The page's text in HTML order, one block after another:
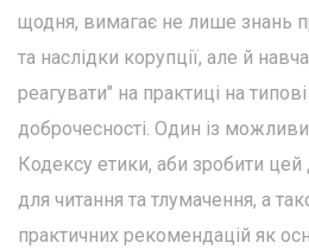
щодня, вимагає не лише знань
та наслідки корупції, але й
реагувати" на практиці на
доброчесності. Один із
Кодексу етики, аби зробити
для читання та тлумачення, а
практичних рекомендацій як